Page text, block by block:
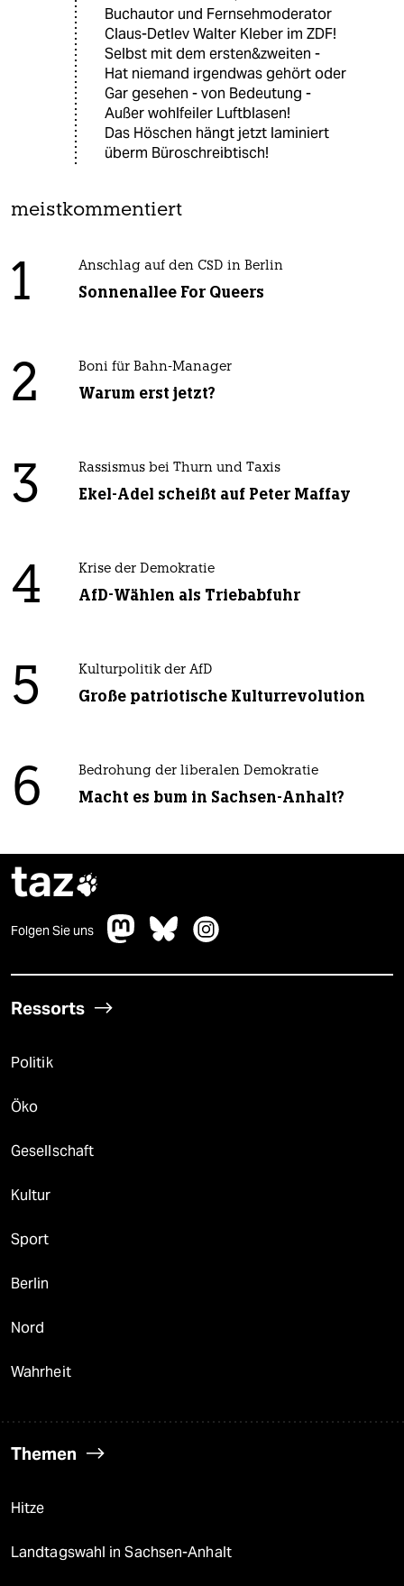
Buchautor und Fernsehmoderator
Claus-Detlev Walter Kleber im ZDF!
Selbst mit dem ersten&zweiten -
Hat niemand irgendwas gehört oder
Gar gesehen - von Bedeutung -
Außer wohlfeiler Luftblasen!
Das Höschen hängt jetzt laminiert
überm Büroschreibtisch!
meistkommentiert
1 Anschlag auf den CSD in Berlin
Sonnenallee For Queers
2 Boni für Bahn-Manager
Warum erst jetzt?
3 Rassismus bei Thurn und Taxis
Ekel-Adel scheißt auf Peter Maffay
4 Krise der Demokratie
AfD-Wählen als Triebabfuhr
5 Kulturpolitik der AfD
Große patriotische Kulturrevolution
6 Bedrohung der liberalen Demokratie
Macht es bum in Sachsen-Anhalt?
taz
Folgen Sie uns
Ressorts
Politik
Öko
Gesellschaft
Kultur
Sport
Berlin
Nord
Wahrheit
Themen
Hitze
Landtagswahl in Sachsen-Anhalt